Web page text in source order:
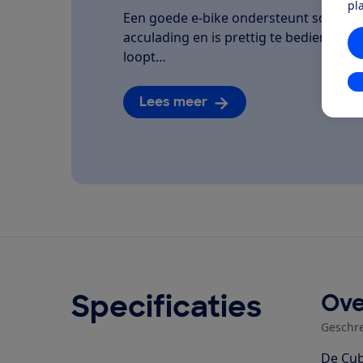
Een goede e-bike ondersteunt soepel,
acculading en is prettig te bedienen.
loopt…
Lees meer
Specificaties
De